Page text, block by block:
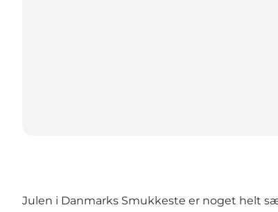
Julen i Danmarks Smukkeste er noget helt